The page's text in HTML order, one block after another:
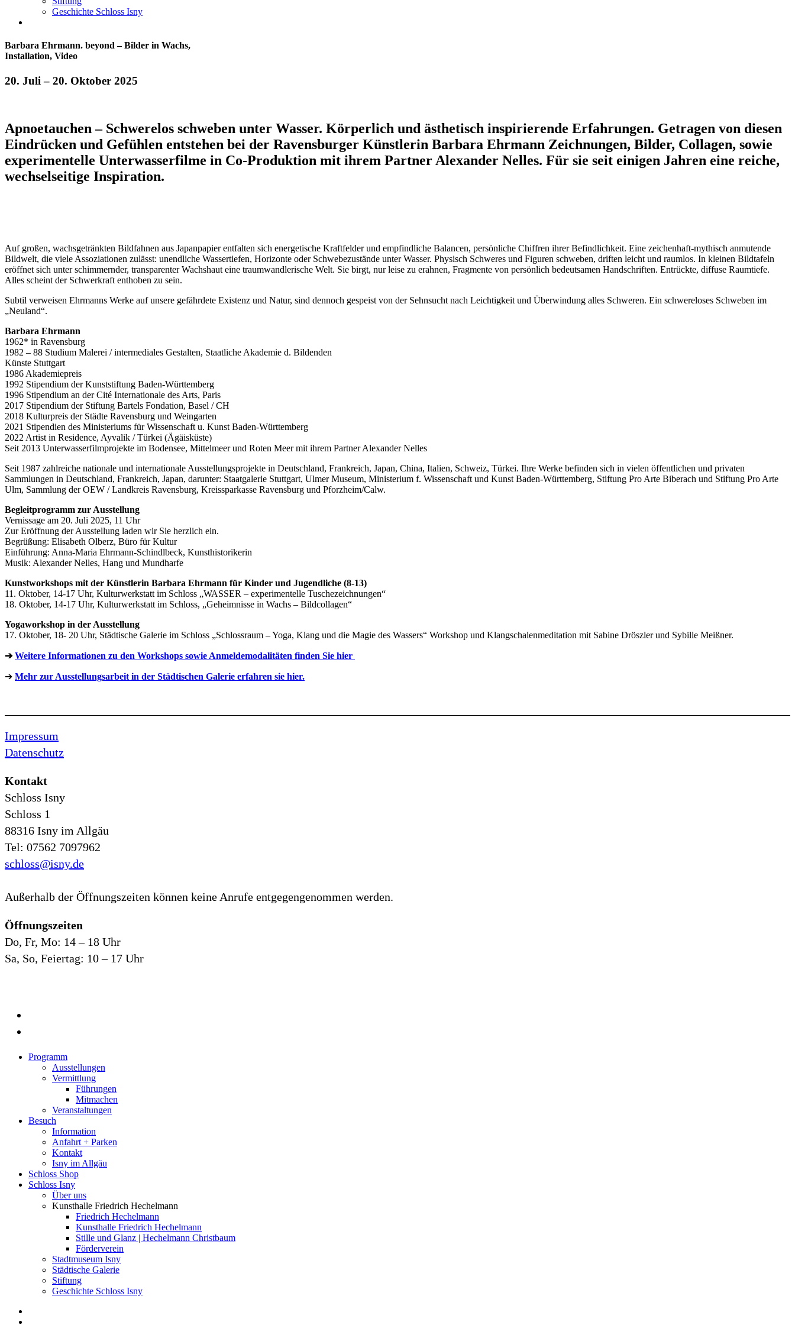
Geschichte Schloss Isny
Barbara Ehrmann. beyond – Bilder in Wachs,
Installation, Video
20. Juli – 20. Oktober 2025
Apnoetauchen – Schwerelos schweben unter Wasser. Körperlich und ästhetisch inspirierende Erfahrungen. Getragen von diesen
Eindrücken und Gefühlen entstehen bei der Ravensburger Künstlerin Barbara Ehrmann Zeichnungen, Bilder, Collagen, sowie
experimentelle Unterwasserfilme in Co-Produktion mit ihrem Partner Alexander Nelles. Für sie seit einigen Jahren eine reiche,
wechselseitige Inspiration.
Auf großen, wachsgetränkten Bildfahnen aus Japanpapier entfalten sich energetische Kraftfelder und empfindliche Balancen, persönliche Chiffren ihrer Befindlichkeit. Eine zeichenhaft-mythisch anmutende
Bildwelt, die viele Assoziationen zulässt: unendliche Wassertiefen, Horizonte oder Schwebezustände unter Wasser. Physisch Schweres und Figuren schweben, driften leicht und raumlos. In kleinen Bildtafeln
eröffnet sich unter schimmernder, transparenter Wachshaut eine traumwandlerische Welt. Sie birgt, nur leise zu erahnen, Fragmente von persönlich bedeutsamen Handschriften. Entrückte, diffuse Raumtiefe.
Alles scheint der Schwerkraft enthoben zu sein.
Subtil verweisen Ehrmanns Werke auf unsere gefährdete Existenz und Natur, sind dennoch gespeist von der Sehnsucht nach Leichtigkeit und Überwindung alles Schweren. Ein schwereloses Schweben im
„Neuland“.
Barbara Ehrmann
1962* in Ravensburg
1982 – 88 Studium Malerei / intermediales Gestalten, Staatliche Akademie d. Bildenden
Künste Stuttgart
1986 Akademiepreis
1992 Stipendium der Kunststiftung Baden-Württemberg
1996 Stipendium an der Cité Internationale des Arts, Paris
2017 Stipendium der Stiftung Bartels Fondation, Basel / CH
2018 Kulturpreis der Städte Ravensburg und Weingarten
2021 Stipendien des Ministeriums für Wissenschaft u. Kunst Baden-Württemberg
2022 Artist in Residence, Ayvalik / Türkei (Ägäisküste)
Seit 2013 Unterwasserfilmprojekte im Bodensee, Mittelmeer und Roten Meer mit ihrem Partner Alexander Nelles
Seit 1987 zahlreiche nationale und internationale Ausstellungsprojekte in Deutschland, Frankreich, Japan, China, Italien, Schweiz, Türkei. Ihre Werke befinden sich in vielen öffentlichen und privaten
Sammlungen in Deutschland, Frankreich, Japan, darunter: Staatgalerie Stuttgart, Ulmer Museum, Ministerium f. Wissenschaft und Kunst Baden-Württemberg, Stiftung Pro Arte Biberach und Stiftung Pro Arte
Ulm, Sammlung der OEW / Landkreis Ravensburg, Kreissparkasse Ravensburg und Pforzheim/Calw.
Begleitprogramm zur Ausstellung
Vernissage am 20. Juli 2025, 11 Uhr
Zur Eröffnung der Ausstellung laden wir Sie herzlich ein.
Begrüßung: Elisabeth Olberz, Büro für Kultur
Einführung: Anna-Maria Ehrmann-Schindlbeck, Kunsthistorikerin
Musik: Alexander Nelles, Hang und Mundharfe
Kunstworkshops mit der Künstlerin Barbara Ehrmann für Kinder und Jugendliche (8-13)
11. Oktober, 14-17 Uhr, Kulturwerkstatt im Schloss „WASSER – experimentelle Tuschezeichnungen“
18. Oktober, 14-17 Uhr, Kulturwerkstatt im Schloss, „Geheimnisse in Wachs – Bildcollagen“
Yogaworkshop in der Ausstellung
17. Oktober, 18- 20 Uhr, Städtische Galerie im Schloss „Schlossraum – Yoga, Klang und die Magie des Wassers“ Workshop und Klangschalenmeditation mit Sabine Dröszler und Sybille Meißner.
➔Weitere Informationen zu den Workshops sowie Anmeldemodalitäten finden Sie hier
➔ Mehr zur Ausstellungsarbeit in der Städtischen Galerie erfahren sie hier.
Impressum
Datenschutz
Kontakt
Schloss Isny
Schloss 1
88316 Isny im Allgäu
Tel: 07562 7097962
schloss@isny.de
Außerhalb der Öffnungszeiten können keine Anrufe entgegengenommen werden.
Öffnungszeiten
Do, Fr, Mo: 14 – 18 Uhr
Sa, So, Feiertag: 10 – 17 Uhr
Close
Programm
Ausstellungen
Vermittlung
Führungen
Mitmachen
Veranstaltungen
Besuch
Information
Anfahrt + Parken
Kontakt
Isny im Allgäu
Schloss Shop
Schloss Isny
Über uns
Kunsthalle Friedrich Hechelmann
Friedrich Hechelmann
Kunsthalle Friedrich Hechelmann
Stille und Glanz | Hechelmann Christbaum
Förderverein
Stadtmuseum Isny
Städtische Galerie
Stiftung
Geschichte Schloss Isny